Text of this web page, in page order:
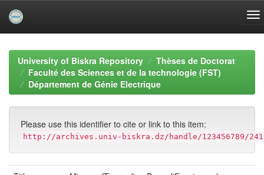
navigationUniversity of Biskra Repository
Thèses de Doctorat
Faculté des Sciences et de la technologie (FST)
Département de Génie Electrique
Please use this identifier to cite or link to this item:
http://archives.univ-biskra.dz/handle/123456789/